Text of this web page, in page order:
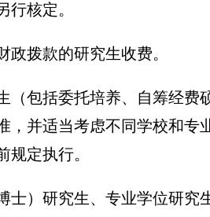
行核定。
政拨款的研究生收费。
（包括委托培养、自筹经费
，并适当考虑不同学校和
规定执行。
士）研究生、专业学位研究